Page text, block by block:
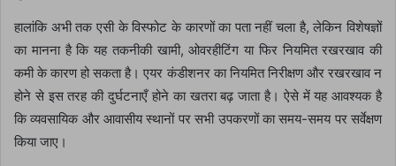
हालांकि अभी तक एसी के विस्फोट के कारणों का पता नहीं चला है, लेकिन विशेषज्ञों
का मानना है कि यह तकनीकी खामी, ओवरहीटिंग या फिर नियमित रखरखाव की
कमी के कारण हो सकता है। एयर कंडीशनर का नियमित निरीक्षण और रखरखाव न
होने से इस तरह की दुर्घटनाएँ होने का खतरा बढ़ जाता है। ऐसे में यह आवश्यक है
कि व्यवसायिक और आवासीय स्थानों पर सभी उपकरणों का समय-समय पर सर्वेक्षण
किया जाए।